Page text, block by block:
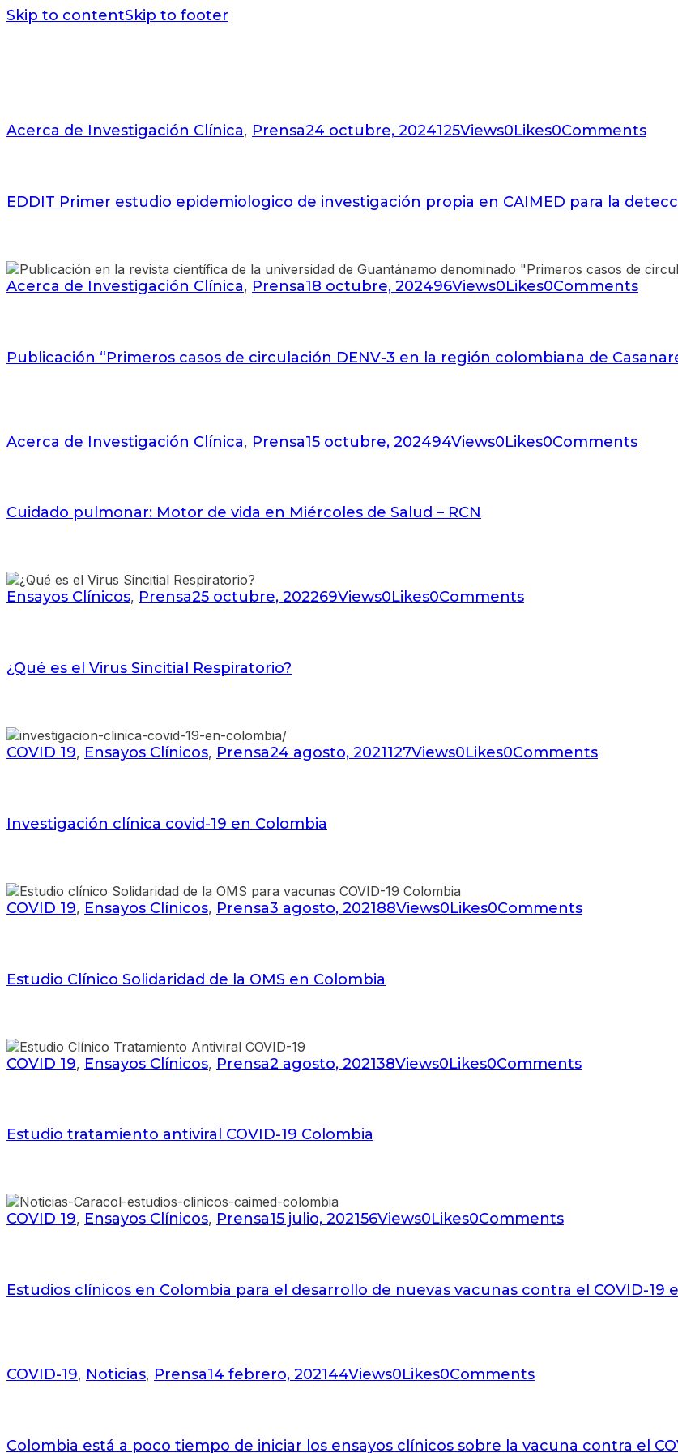
Skip to contentSkip to footer
Acerca de Investigación Clínica, Prensa24 octubre, 2024125Views0Likes0Comments
EDDIT Primer estudio epidemiologico de investigación propia en CAIMED para la
Acerca de Investigación Clínica, Prensa18 octubre, 202496Views0Likes0Comments
Publicación “Primeros casos de circulación DENV-3 en la región colombiana de
Acerca de Investigación Clínica, Prensa15 octubre, 202494Views0Likes0Comments
Cuidado pulmonar: Motor de vida en Miércoles de Salud – RCN
Ensayos Clínicos, Prensa25 octubre, 202269Views0Likes0Comments
¿Qué es el Virus Sincitial Respiratorio?
COVID 19, Ensayos Clínicos, Prensa24 agosto, 2021127Views0Likes0Comments
Investigación clínica covid-19 en Colombia
COVID 19, Ensayos Clínicos, Prensa3 agosto, 202188Views0Likes0Comments
Estudio Clínico Solidaridad de la OMS en Colombia
COVID 19, Ensayos Clínicos, Prensa2 agosto, 202138Views0Likes0Comments
Estudio tratamiento antiviral COVID-19 Colombia
COVID 19, Ensayos Clínicos, Prensa15 julio, 202156Views0Likes0Comments
Estudios clínicos en Colombia para el desarrollo de nuevas vacunas contra el COVID-19
COVID-19, Noticias, Prensa14 febrero, 202144Views0Likes0Comments
Colombia está a poco tiempo de iniciar los ensayos clínicos sobre la vacuna contra el